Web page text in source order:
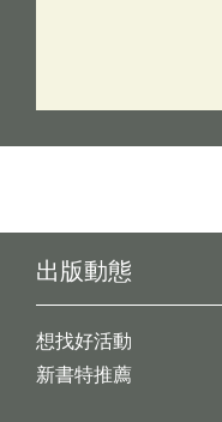
出版動態
想找好活動
新書特推薦